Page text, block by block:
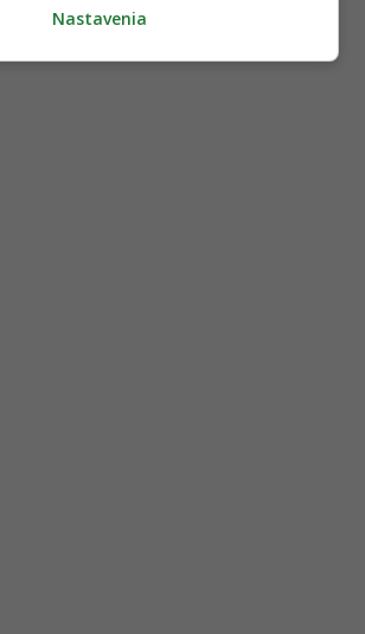
Nastavenia